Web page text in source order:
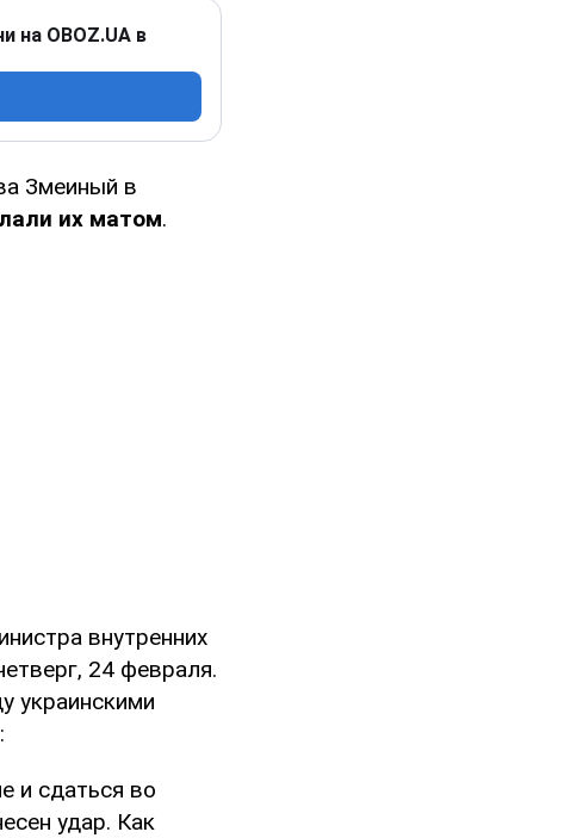
на OBOZ.UA в
Змеиный в
их матом.
внутренних
24 февраля.
украинскими
и сдаться во
удар. Как